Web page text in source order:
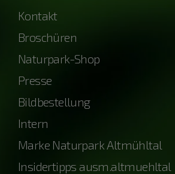
Kontakt
Broschüren
Naturpark-Shop
Presse
Bildbestellung
Intern
Marke Naturpark Altmühltal
Insidertipps ausm.altmuehltal